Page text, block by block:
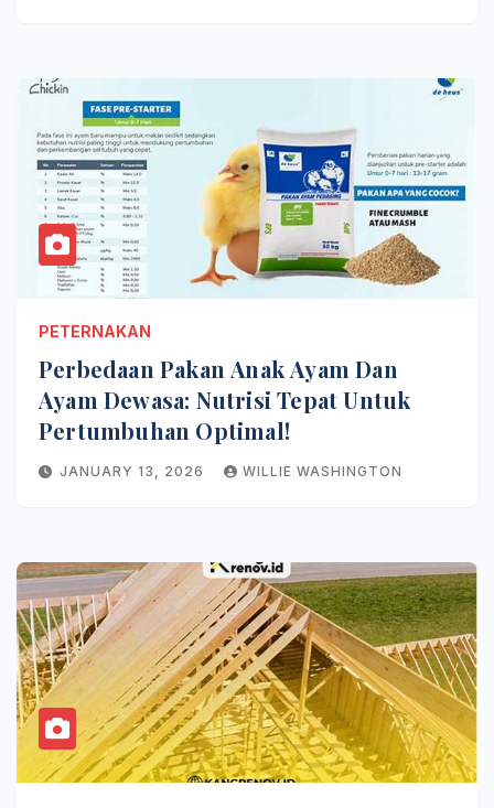
PETERNAKAN
Perbedaan Pakan Anak Ayam Dan
Ayam Dewasa: Nutrisi Tepat Untuk
Pertumbuhan Optimal!
JANUARY 13, 2026 WILLIE WASHINGTON